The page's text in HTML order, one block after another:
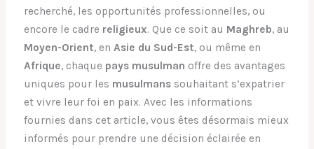
recherché, les opportunités professionnelles, ou
encore le cadre religieux. Que ce soit au Maghreb, au
Moyen-Orient, en Asie du Sud-Est, ou même en
Afrique, chaque pays musulman offre des avantages
uniques pour les musulmanssouhaitant s’expatrier
et vivre leur foi en paix. Avec les informations
fournies dans cet article, vous êtes désormais mieux
informés pour prendre une décision éclairée en